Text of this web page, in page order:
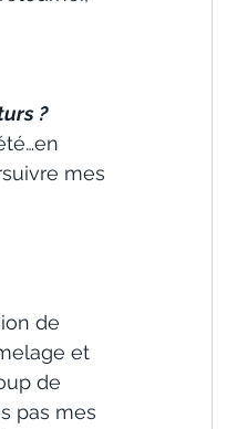
?
mes
de
et
de
pas mes